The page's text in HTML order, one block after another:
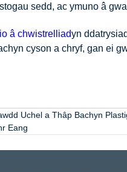
TÂP BACHYN A
sedd, ac ymuno â
â chwistrelliadyn
cyson a chryf, gan ei